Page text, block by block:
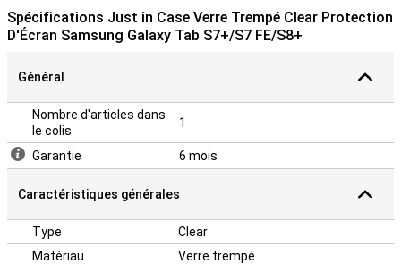
Spécifications Just in Case Verre Trempé Clear Protection
D'Écran Samsung Galaxy Tab S7+/S7 FE/S8+
Général
Nombre d'articles dans
le colis
1
Garantie 6 mois
Caractéristiques générales
Type
Clear
Matériau
Verre trempé